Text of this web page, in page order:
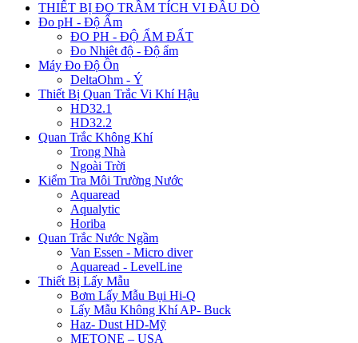
THIẾT BỊ ĐO TRẦM TÍCH VI ĐẦU DÒ
Đo pH - Độ Ẩm
ĐO PH - ĐỘ ẨM ĐẤT
Đo Nhiêt độ - Độ ẩm
Máy Đo Độ Ồn
DeltaOhm - Ý
Thiết Bị Quan Trắc Vi Khí Hậu
HD32.1
HD32.2
Quan Trắc Không Khí
Trong Nhà
Ngoài Trời
Kiểm Tra Môi Trường Nước
Aquaread
Aqualytic
Horiba
Quan Trắc Nước Ngầm
Van Essen - Micro diver
Aquaread - LevelLine
Thiết Bị Lấy Mẫu
Bơm Lấy Mẫu Bụi Hi-Q
Lấy Mẫu Không Khí AP- Buck
Haz- Dust HD-Mỹ
METONE – USA